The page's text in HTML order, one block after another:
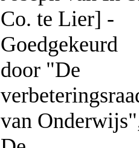
Co. te Lier] -
Goedgekeurd
door "De
van